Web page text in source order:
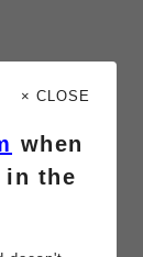
× CLOSE
when
in the